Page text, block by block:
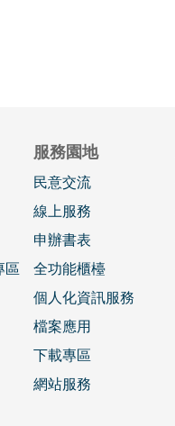
區
服務園地
民意交流
線上服務
申辦書表
全功能櫃檯
個人化資訊服務
檔案應用
下載專區
網站服務